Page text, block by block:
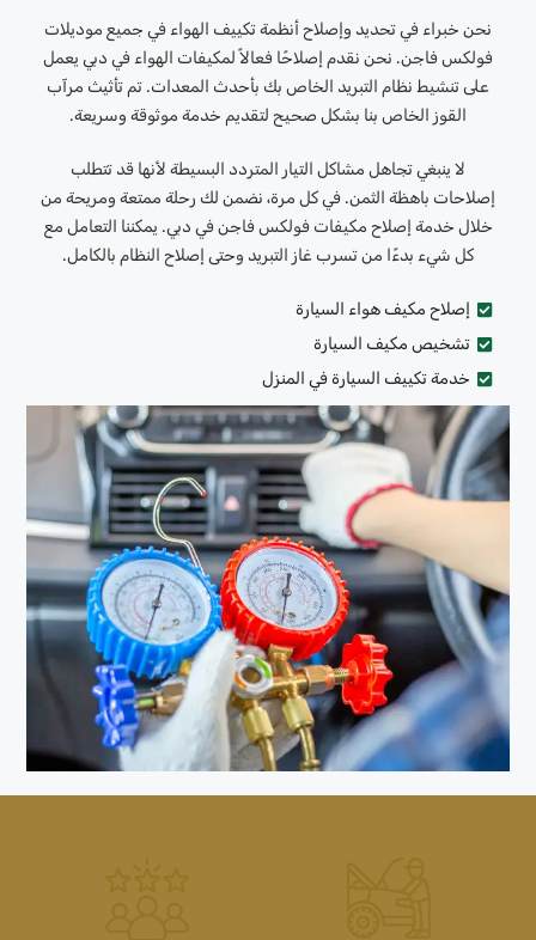
نحن خبراء في تحديد وإصلاح أنظمة تكييف الهواء في جميع موديلات
فولكس فاجن. نحن نقدم إصلاحًا فعالاً لمكيفات الهواء في دبي يعمل
على تنشيط نظام التبريد الخاص بك بأحدث المعدات. تم تأثيث مرآب
القوز الخاص بنا بشكل صحيح لتقديم خدمة موثوقة وسريعة.
لا ينبغي تجاهل مشاكل التيار المتردد البسيطة لأنها قد تتطلب
إصلاحات باهظة الثمن. في كل مرة، نضمن لك رحلة ممتعة ومريحة من
خلال خدمة إصلاح مكيفات فولكس فاجن في دبي. يمكننا التعامل مع
كل شيء بدءًا من تسرب غاز التبريد وحتى إصلاح النظام بالكامل.
إصلاح مكيف هواء السيارة
تشخيص مكيف السيارة
خدمة تكييف السيارة في المنزل